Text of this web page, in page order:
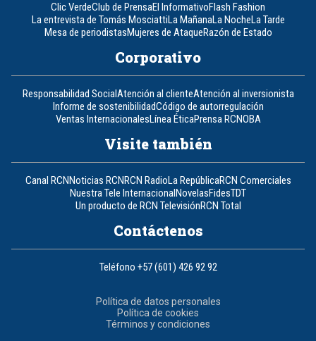
Clic VerdeClub de PrensaEl InformativoFlash Fashion
La entrevista de Tomás MosciattiLa MañanaLa NocheLa Tarde
Mesa de periodistasMujeres de AtaqueRazón de Estado
Corporativo
Responsabilidad SocialAtención al clienteAtención al inversionista
Informe de sostenibilidadCódigo de autorregulación
Ventas InternacionalesLínea ÉticaPrensa RCNOBA
Visite también
Canal RCNNoticias RCNRCN RadioLa RepúblicaRCN Comerciales
Nuestra Tele InternacionalNovelasFidesTDT
Un producto de RCN TelevisiónRCN Total
Contáctenos
Teléfono +57 (601) 426 92 92
Política de datos personales
Política de cookies
Términos y condiciones